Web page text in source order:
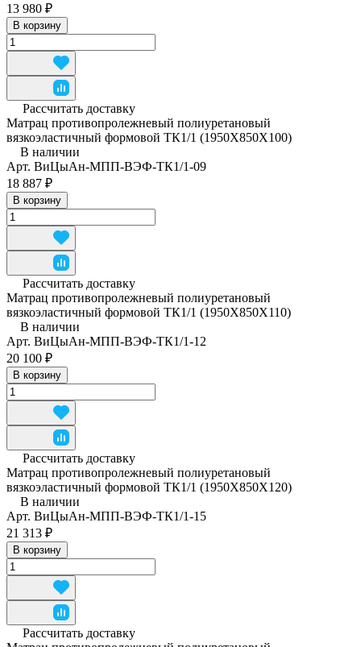
13 980 ₽
В корзину
Рассчитать доставку
Матрац противопролежневый полиуретановый
вязкоэластичный формовой ТК1/1 (1950Х850Х100)
В наличии
Арт. ВиЦыАн-МПП-ВЭФ-ТК1/1-09
18 887 ₽
В корзину
Рассчитать доставку
Матрац противопролежневый полиуретановый
вязкоэластичный формовой ТК1/1 (1950Х850Х110)
В наличии
Арт. ВиЦыАн-МПП-ВЭФ-ТК1/1-12
20 100 ₽
В корзину
Рассчитать доставку
Матрац противопролежневый полиуретановый
вязкоэластичный формовой ТК1/1 (1950Х850Х120)
В наличии
Арт. ВиЦыАн-МПП-ВЭФ-ТК1/1-15
21 313 ₽
В корзину
Рассчитать доставку